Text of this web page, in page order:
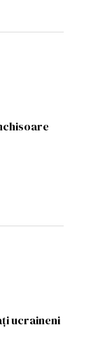
ucraineni